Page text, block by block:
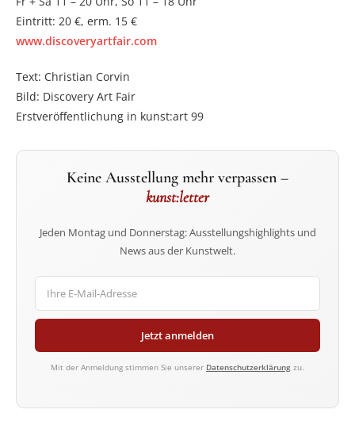
Eintritt: 20 €, erm. 15 €
www.discoveryartfair.com
Text: Christian Corvin
Bild: Discovery Art Fair
Erstveröffentlichung in kunst:art 99
Keine Ausstellung mehr verpassen –
kunst:letter
Jeden Montag und Donnerstag: Ausstellungshighlights und
News aus der Kunstwelt.
Jetzt anmelden
Mit der Anmeldung stimmen Sie unserer Datenschutzerklärung zu.